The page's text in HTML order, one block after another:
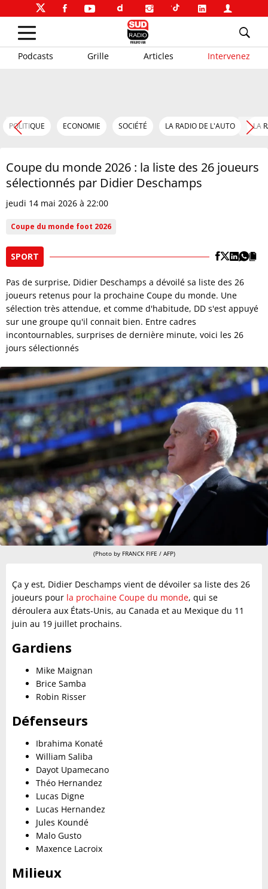
Podcasts Grille Articles Intervenez
POLITIQUE ECONOMIE SOCIÉTÉ LA RADIO DE L'AUTO LA
Coupe du monde 2026 : la liste des 26 joueurs
sélectionnés par Didier Deschamps
jeudi 14 mai 2026 à 22:00
Coupe du monde foot 2026
SPORT
Pas de surprise, Didier Deschamps a dévoilé sa liste des 26
joueurs retenus pour la prochaine Coupe du monde. Une
sélection très attendue, et comme d'habitude, DD s'est appuyé
sur une groupe qu'il connait bien. Entre cadres
incontournables, surprises de dernière minute, voici les 26
jours sélectionnés
(Photo by FRANCK FIFE / AFP)
Ça y est, Didier Deschamps vient de dévoiler sa liste des 26
joueurs pour la prochaine Coupe du monde, qui se
déroulera aux États-Unis, au Canada et au Mexique du 11
juin au 19 juillet prochains.
Gardiens
Mike Maignan
Brice Samba
Robin Risser
Défenseurs
Ibrahima Konaté
William Saliba
Dayot Upamecano
Théo Hernandez
Lucas Digne
Lucas Hernandez
Jules Koundé
Malo Gusto
Maxence Lacroix
Milieux